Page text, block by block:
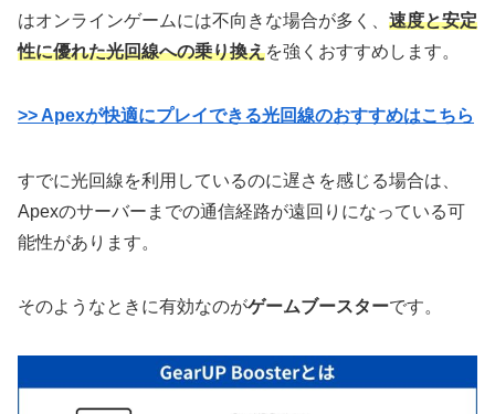
はオンラインゲームには不向きな場合が多く、 速度と安定
性に優れた光回線への乗り換えを強くおすすめします。
>> Apexが快適にプレイできる光回線のおすすめはこちら
すでに光回線を利用しているのに遅さを感じる場合は、
Apexのサーバーまでの通信経路が遠回りになっている可
能性があります。
そのようなときに有効なのがゲームブースターです。